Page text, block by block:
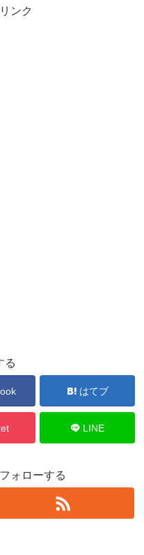
ンク
る
はてブ
LINE
ォローする